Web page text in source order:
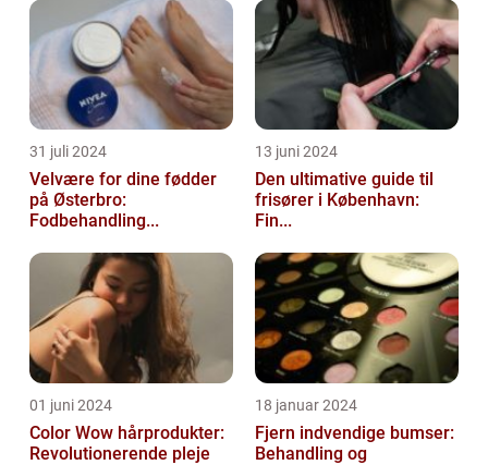
31 juli 2024
Velvære for dine fødder
på Østerbro:
Fodbehandling...
13 juni 2024
Den ultimative guide til
frisører i København:
Fin...
01 juni 2024
Color Wow hårprodukter:
Revolutionerende pleje
18 januar 2024
Fjern indvendige bumser:
Behandling og